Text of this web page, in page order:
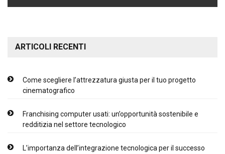
ARTICOLI RECENTI
Come scegliere l’attrezzatura giusta per il tuo progetto
cinematografico
Franchising computer usati: un’opportunità sostenibile e
redditizia nel settore tecnologico
L’importanza dell’integrazione tecnologica per il successo